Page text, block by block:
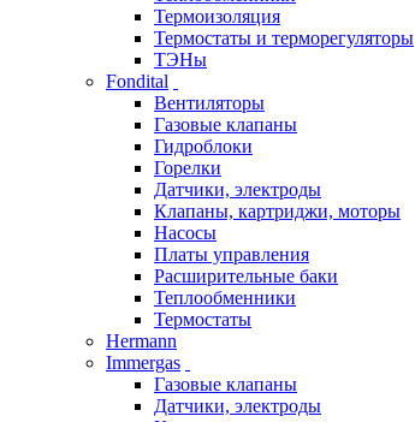
Термоизоляция
Термостаты и терморегуляторы
ТЭНы
Fondital
Вентиляторы
Газовые клапаны
Гидроблоки
Горелки
Датчики, электроды
Клапаны, картриджи, моторы
Насосы
Платы управления
Расширительные баки
Теплообменники
Термостаты
Hermann
Immergas
Газовые клапаны
Датчики, электроды